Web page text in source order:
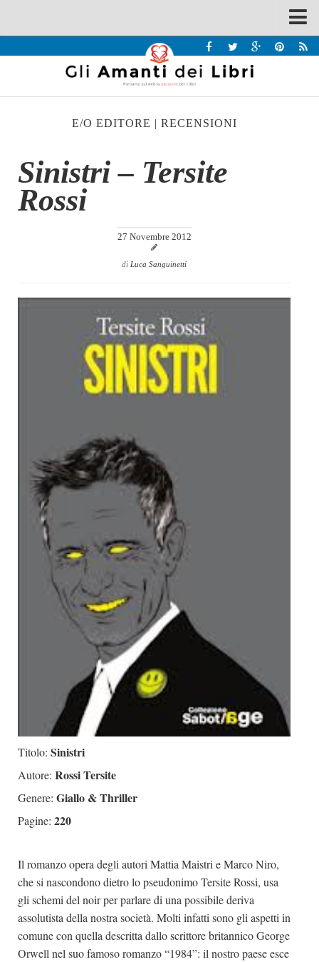
Recensioni
Interviste & Incontri
Chi siamo
Contatti
Dicono di Noi
Rassegna Stampa
Case editrici
Partnership
Giallo Stresa
Premio Chiara
Tabù Festival 2014
A Tutto Volume
Salone di Torino
E/O EDITORE | RECENSIONI
Sinistri – Tersite
Rossi
27 Novembre 2012
di Luca Sanguinetti
Titolo: Sinistri
Autore: Rossi Tersite
Genere: Giallo & Thriller
Pagine: 220
Il romanzo opera degli autori Mattia Maistri e Marco Niro,
che si nascondono dietro lo pseudonimo Tersite Rossi, usa
gli schemi del noir per parlare di una possibile deriva
assolutista della nostra società. Molti infatti sono gli aspetti in
comune con quella descritta dallo scrittore britannico George
Orwell nel suo famoso romanzo “1984”: il nostro paese esce